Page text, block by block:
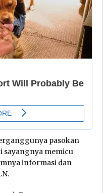
pasokan
sayangnya memicu
informasi dan